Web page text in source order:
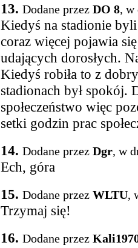
13. Dodane przez DO 8, w
Kiedyś na stadionie
coraz więcej pojawia
udających dorosłych.
Kiedyś robiła to z
stadionach był spokój.
społeczeństwo więc
setki godzin prac
14. Dodane przez Dgr, w
Ech, góra
15. Dodane przez WLTU,
Trzymaj się!
16. Dodane przez